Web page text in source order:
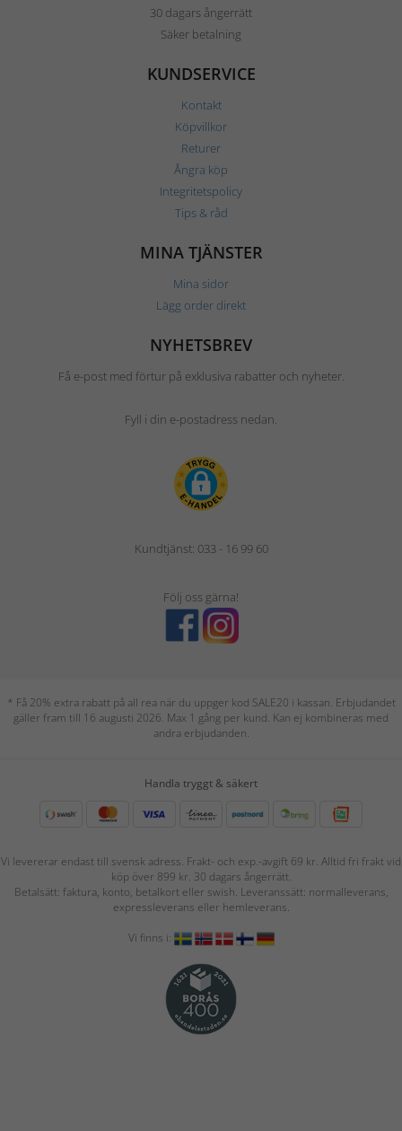
30 dagars ångerrätt
Säker betalning
KUNDSERVICE
Kontakt
Köpvillkor
Returer
Ångra köp
Integritetspolicy
Tips & råd
MINA TJÄNSTER
Mina sidor
Lägg order direkt
NYHETSBREV
Få e-post med förtur på exklusiva rabatter och nyheter.
Fyll i din e-postadress nedan.
Kundtjänst: 033 - 16 99 60
Följ oss gärna!
* Få 20% extra rabatt på all rea när du uppger kod SALE20 i kassan. Erbjudandet
gäller fram till 16 augusti 2026. Max 1 gång per kund. Kan ej kombineras med
andra erbjudanden.
Handla tryggt & säkert
Vi levererar endast till svensk adress. Frakt- och exp.-avgift 69 kr. Alltid fri frakt vid
köp över 899 kr. 30 dagars ångerrätt.
Betalsätt: faktura, konto, betalkort eller swish. Leveranssätt: normalleverans,
expressleverans eller hemleverans.
Vi finns i: